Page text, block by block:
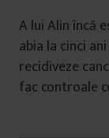
A lui Alin încă
abia la cinci
recidiveze
fac controale